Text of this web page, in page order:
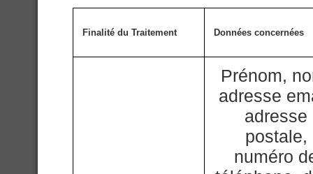
Finalité du Traitement Données concernées
Prénom,
adresse
adresse
postale,
numéro